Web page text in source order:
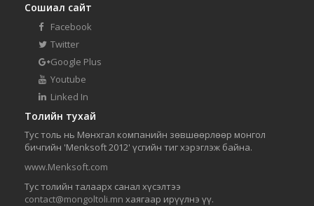
Сошиал сайт
Facebook
Twitter
Google Plus
Youtube
Linked In
Толийн тухай
Тус толь нь Мөнхгал компанийн зөвшөөрлөөр монгол
бичгийн 'Menksoft 2012' үсгийн тиг хэрэглэж байна.
www.Menksoft.com
Тус толийн талаарх санал хүсэлтээ
contact@mongoltoli.mn хаягаар ирүүлнэ үү.